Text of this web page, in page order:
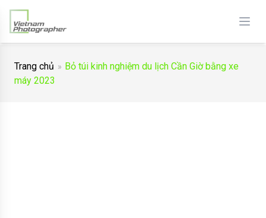
Trang chủ
Bỏ túi kinh nghiệm du lịch Cần Giờ bằng xe
máy 2023